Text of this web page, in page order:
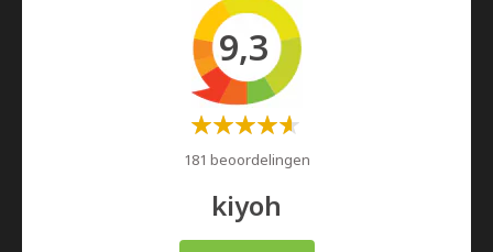
9,3
Waardering:
181 beoordelingen
kiyoh